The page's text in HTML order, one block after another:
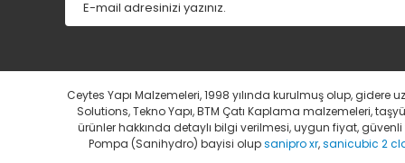
Ceytes Yapı Malzemeleri, 1998 yılında kurulmuş olup,
Solutions, Tekno Yapı, BTM Çatı Kaplama malzemeleri,
ürünler hakkında detaylı bilgi verilmesi, uygun fiyat,
Pompa (Sanihydro) bayisi olupsanipro xr,sanicubic 2